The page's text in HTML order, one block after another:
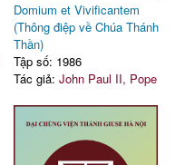
Domium et Vivificantem
(Thông điệp về Chúa Thánh
Thần)
Tập số: 1986
Tác giả: John Paul II, Pope